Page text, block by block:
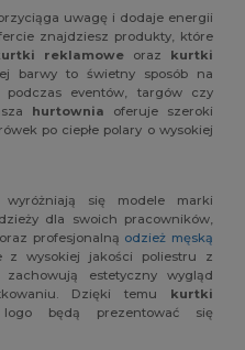
uwagę i dodaje energii
znajdziesz produkty, które
reklamoweoraz kurtki
barwy to świetny sposób na
podczas eventów, targów czy
hurtownia oferuje szeroki
po ciepłe polary o wysokiej
się modele marki
dla swoich pracowników,
oraz profesjonalną odzież męską
z wysokiej jakości poliestru z
zachowują estetyczny wygląd
Dzięki temu kurtki
będą prezentować się